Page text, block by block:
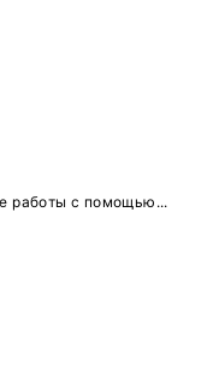
работы с помощью...